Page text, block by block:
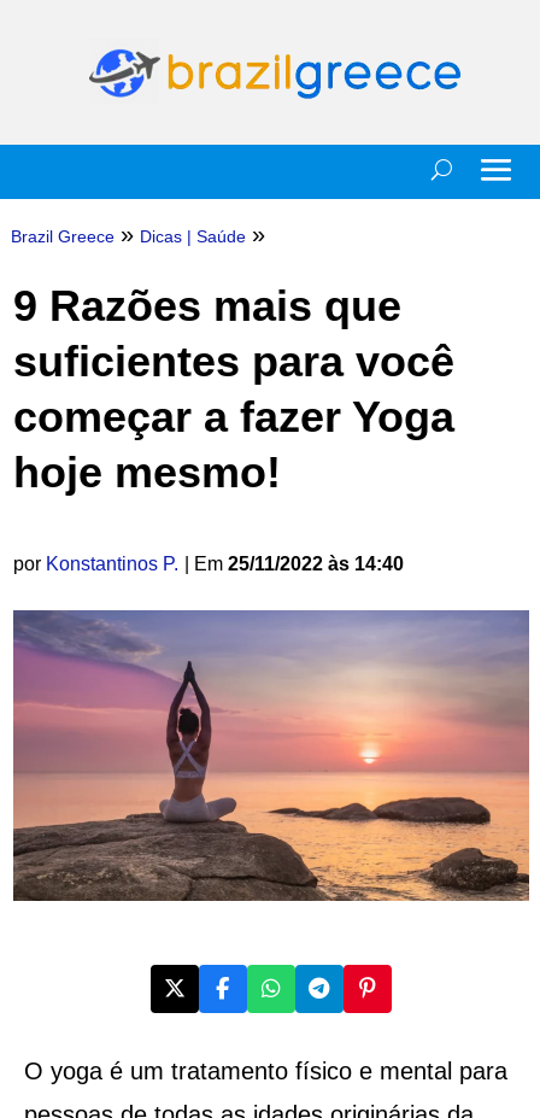
Brazil Greece » Dicas| Saúde »
9 Razões mais que
suficientes para você
começar a fazer Yoga
hoje mesmo!
por Konstantinos P. | Em 25/11/2022 às 14:40
O yoga é um tratamento físico e mental para